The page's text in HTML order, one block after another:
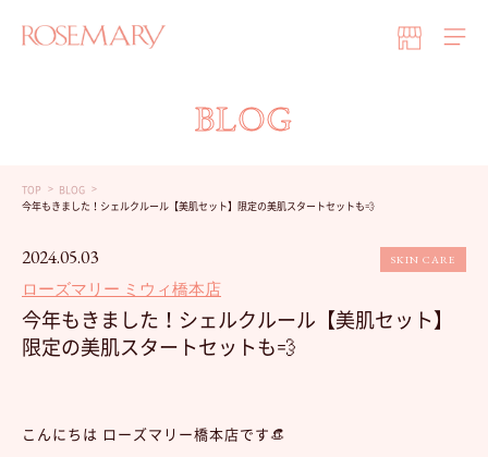
BLOG
TOP
BLOG
今年もきました！シェルクルール【美肌セット】限定の美肌スタートセットも💨
2024.05.03
ローズマリー ミウィ橋本店
SKIN CARE
今年もきました！シェルクルール【美肌セット】
限定の美肌スタートセットも💨
こんにちは ローズマリー橋本店です👒